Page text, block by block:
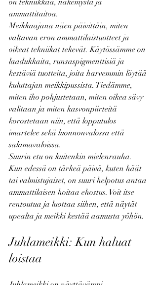
on tekniikkaa, näkemystä ja
ammattitaitoa.
Meikkaajana näen päivittäin, miten
valtavan eron ammattilaistuotteet ja
oikeat tekniikat tekevät. Käytössämme on
laadukkaita, runsaspigmenttisiä ja
kestäviä tuotteita, joita harvemmin löytää
kuluttajan meikkipussista. Tiedämme,
miten iho pohjustetaan, miten oikea sävy
valitaan ja miten kasvonpiirteitä
korostetaan niin, että lopputulos
imartelee sekä luonnonvalossa että
salamavaloissa.
Suurin etu on kuitenkin mielenrauha.
Kun edessä on tärkeä päivä, kuten häät
tai valmistujaiset, on suuri helpotus antaa
ammattilaisen hoitaa ehostus. Voit itse
rentoutua ja luottaa siihen, että näytät
upealta ja meikki kestää aamusta yöhön.
Juhlameikki: Kun haluat
loistaa